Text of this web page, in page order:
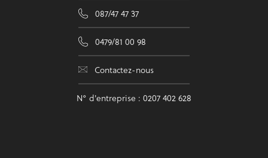
087/47 47 37
0479/81 00 98
Contactez-nous
N° d'entreprise : 0207 402 628